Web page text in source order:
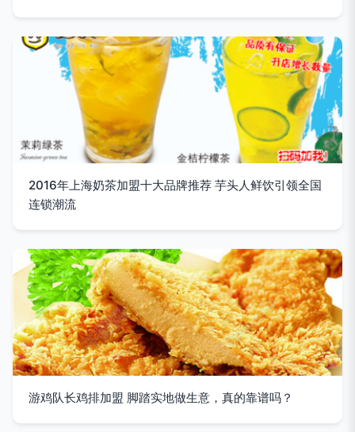
2016年上海奶茶加盟十大品牌推荐 芋头人鲜饮引领全国
连锁潮流
游鸡队长鸡排加盟 脚踏实地做生意，真的靠谱吗？